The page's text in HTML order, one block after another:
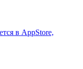
в AppStore,